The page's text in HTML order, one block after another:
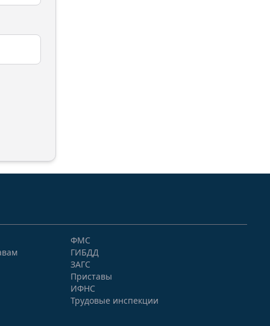
ФМС
ГИБДД
ЗАГС
Приставы
ИФНС
Трудовые инспекции